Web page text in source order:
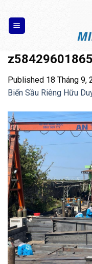
content
Published 18 Tháng 9,
Biến Sầu Riêng Hữu